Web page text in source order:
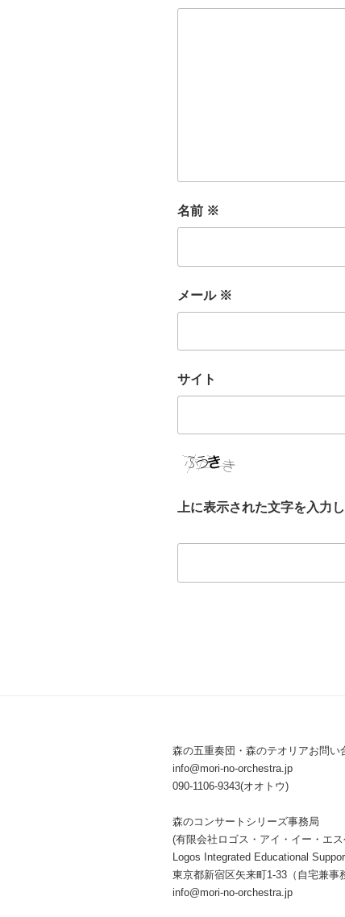
名前 ※
メール ※
サイト
上に表示された文字を入力
森の五重奏団・森のテオリアお問い
info@mori-no-orchestra.jp
090-1106-9343(オオトウ)
森のコンサートシリーズ事務局
(有限会社ロゴス・アイ・イー・エス
Logos Integrated Educational
東京都新宿区矢来町1-33（自宅兼事
info@mori-no-orchestra.jp